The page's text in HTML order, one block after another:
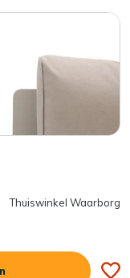
Thuiswinkel Waarborg